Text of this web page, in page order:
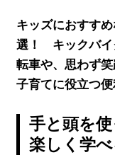
キッズにおすす
選！ キックバイ
転車や、思わず
子育てに役立つ便
手と頭を
楽しく学